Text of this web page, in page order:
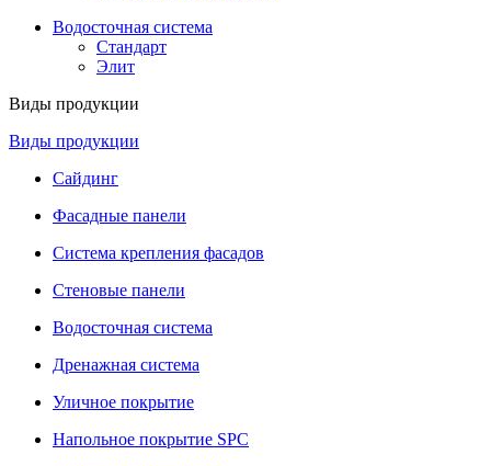
Водосточная система
Стандарт
Элит
Виды продукции
Виды продукции
Сайдинг
Фасадные панели
Система крепления фасадов
Стеновые панели
Водосточная система
Дренажная система
Уличное покрытие
Напольное покрытие SPC